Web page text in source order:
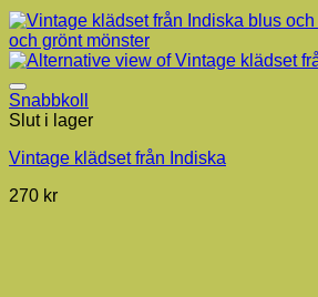
Snabbkoll
Slut i lager
Vintage klädset från Indiska
270 kr